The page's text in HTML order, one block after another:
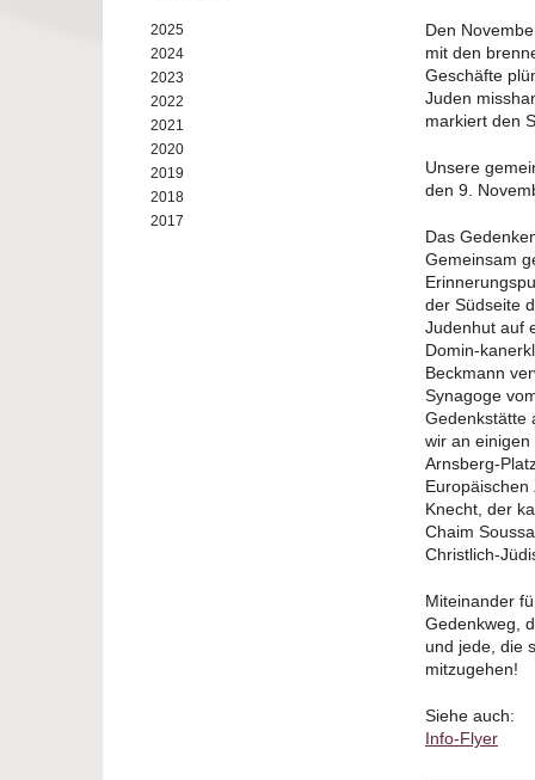
2025
2024
2023
2022
2021
2020
2019
2018
2017
Den
mit den
Geschäfte
Juden
markiert den
Unsere
den 9.
Das
Gemeinsam
der Südseite
Judenhut auf
Domin-
Beckmann
Synagoge
Gedenkstätte
wir an
Arnsberg-
Knecht, der
Chaim
Christlich-
Miteinander
Gedenkweg,
und jede, die
mitzugehen!
Siehe auch:
Info-Flyer